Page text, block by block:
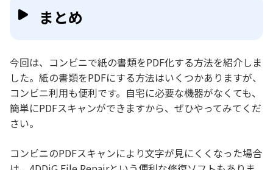
まとめ
今回は、コンビニで紙の書類をPDF化する方法を紹介しま
した。紙の書類をPDFにする方法はいくつかありますが、
コンビニ利用も便利です。自宅に必要な機器がなくても、
簡単にPDFスキャンができますから、ぜひやってみてくだ
さい。
コンビニのPDFスキャンにより文字が見にくくなった場合